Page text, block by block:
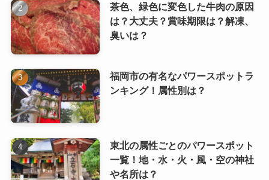
茶色、緑色に変色した牛肉の原因
は？大丈夫？賞味期限は？解凍、
臭いは？
福岡市の有名なパワースポットラ
ンキング！属性別は？
東北の属性ごとのパワースポット
一覧！地・水・火・風・空の神社
や名所は？